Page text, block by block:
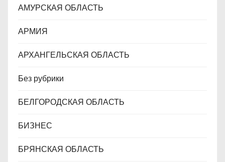
м
АМУРСКАЯ ОБЛАСТЬ
АРМИЯ
АРХАНГЕЛЬСКАЯ ОБЛАСТЬ
Без рубрики
БЕЛГОРОДСКАЯ ОБЛАСТЬ
БИЗНЕС
БРЯНСКАЯ ОБЛАСТЬ